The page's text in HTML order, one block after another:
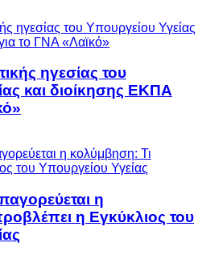
ηγεσίας του
και διοίκησης ΕΚΠΑ
η
η Εγκύκλιος του